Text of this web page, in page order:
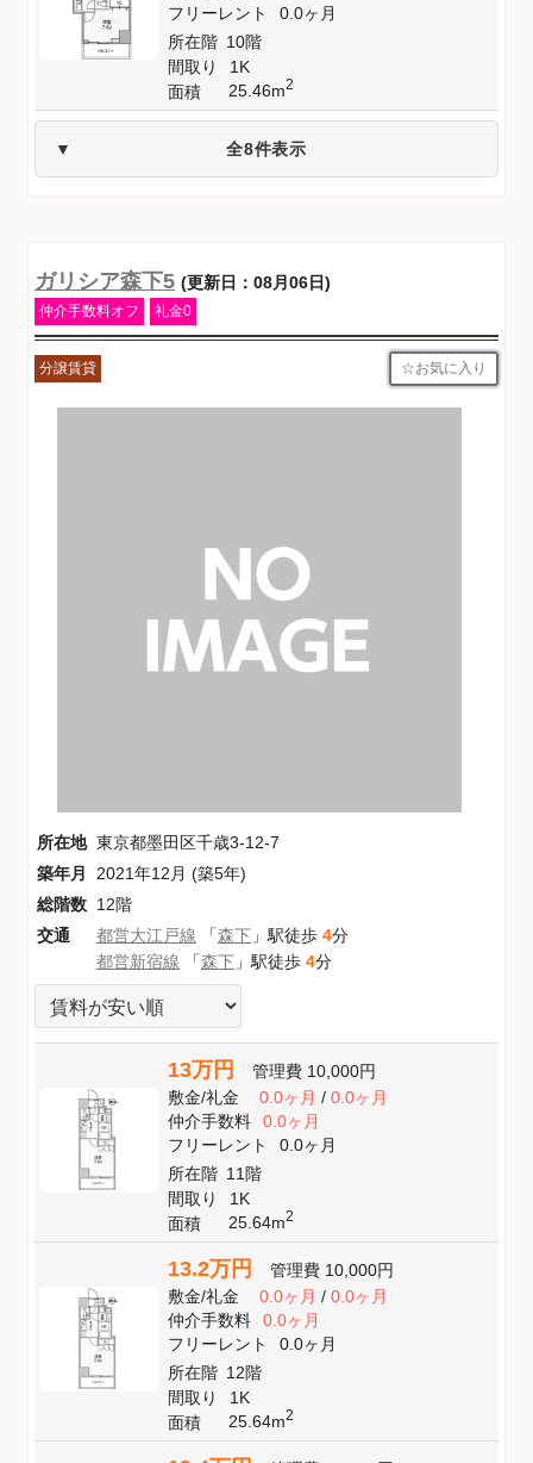
フリーレント
0.0ヶ月
所在階 10階
間取り
1K
面積
25.46m2
全8件表示
ガリシア森下5 (更新日：08月06日)
仲介手数料オフ 礼金0
分譲賃貸 お気に入り
所在地 東京都墨田区千歳3-12-7
築年月
2021年12月 (築5年)
総階数 12階
交通
都営大江戸線 「森下 」駅徒歩 4分
都営新宿線 「森下 」駅徒歩 4分
13万円 管理費 10,000円
敷金/礼金 0.0ヶ月/ 0.0ヶ月
仲介手数料
0.0ヶ月
フリーレント
0.0ヶ月
所在階 11階
間取り
1K
面積
25.64m2
13.2万円 管理費 10,000円
敷金/礼金 0.0ヶ月/ 0.0ヶ月
仲介手数料
0.0ヶ月
フリーレント
0.0ヶ月
所在階 12階
間取り
1K
面積
25.64m2